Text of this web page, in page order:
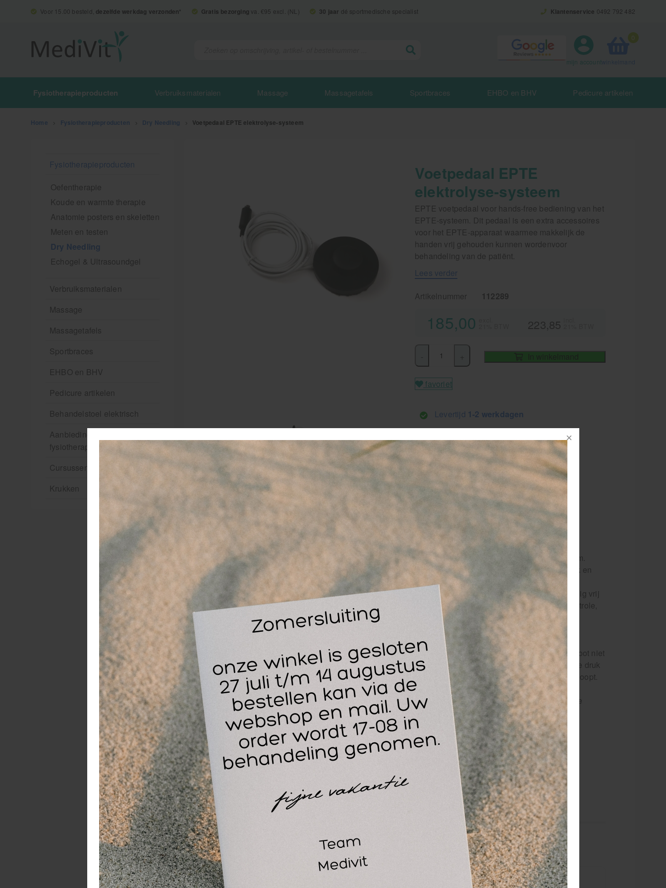
Voor 15.00 besteld, dezelfde werkdag verzonden* Gratis bezorging va. €95 excl. (NL) 30 jaar dé sportmedische specialist Klantenservice 0492 792 482
0
mijn account
Fysiotherapieproducten Verbruiksmaterialen Massage Massagetafels Sportbraces EHBO en BHV Pedicure artikelen
Home Fysiotherapieproducten Dry Needling Voetpedaal EPTE elektrolyse-systeem
Fysiotherapieproducten
Oefentherapie
Koude en warmte therapie
Anatomie posters en skeletten
Meten en testen
Dry Needling
Echogel & Ultrasoundgel
Verbruiksmaterialen
Massage
Massagetafels
Sportbraces
EHBO en BHV
Pedicure artikelen
Behandelstoel elektrisch
Aanbiedingen groothandel
fysiotherapie en massage
Cursussen
Krukken
Voetpedaal EPTE
elektrolyse-systeem
EPTE voetpedaal voor hands-free bediening van het
EPTE-systeem. Dit pedaal is een extra accessoires
voor het EPTE-apparaat waarmee makkelijk de
handen vrij gehouden kunnen wordenvoor
behandeling van de patiënt.
Lees verder
Artikelnummer 112289
185,00 223,85
In winkelmand
favoriet
Levertijd 1-2 werkdagen
GRATISbezorging va. €95,- excl. btw
14 dagenretourgarantie
30 jaardé paramedisch specialist
EPTE Voetpedaal, hands-free bediengemak voor therapeuten
Het EPTE voetpedaal is een accessoire voor gebruikers van het EPTE Percutane Electrolyse Systeem.
Speciaal ontworpen om behandelingen efficiënter te maken, biedt dit voetpedaal extra gebruiksgemak en
flexibiliteit tijdens therapieën.
Met het EPTE voetpedaal kun je het elektrolyse systeem handsfree bedienen, zodat de handen volledig vrij
zijn om je te richten op wat echt belangrijk is: de patiënt. Dankzij dit voetpedaal houdt je volledige controle,
zelfs tijdens complexe behandelingen.
Efficiënt en intuïtief werken met het EPTE voetpedaal
Het voetpedaal is ontworpen als een aanvullende optie voor het EPTE elektrolyse systeem. Het vergroot niet
alleen de gebruiksvriendelijkheid, maar ook de nauwkeurigheid van je werkwijze. Met een eenvoudige druk
op het pedaal activeer je de gewenste functies, waardoor je workflow soepel en onderbrekingsvrij verloopt.
Voor therapeuten die streven naar optimale controle en precisie tijdens behandelingen, is het EPTE
voetpedaal de perfecte keuze. Het ergonomische ontwerp zorgt voor een comfortabele en betrouwbare
bediening, zelfs bij langdurig gebruik.
Kenmerken EPTE voetbediening:
- Handsfree bediening voor maximale flexibiliteit.
- Speciaal ontworpen voor het EPTE Percutane Electrolyse Systeem.
- Efficiënte en intuïtieve werkwijze.
- Ideaal voor professionals die precisie en controle eisen.
- Ergonomisch en duurzaam ontwerp.
Wellicht ook interessant